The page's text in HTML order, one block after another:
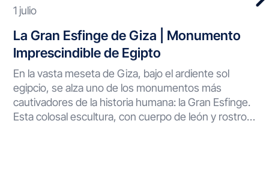
1 julio
La Gran Esfinge de Giza | Monumento
Imprescindible de Egipto
En la vasta meseta de Giza, bajo el ardiente sol
egipcio, se alza uno de los monumentos más
cautivadores de la historia humana: la Gran Esfinge.
Esta colosal escultura, con cuerpo de león y rostro